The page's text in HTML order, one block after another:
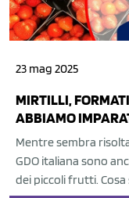
23 mag 2025
MIRTILLI,
ABBIAMO
Mentre sembra
GDO italiana sono
dei piccoli frutti. Cosa